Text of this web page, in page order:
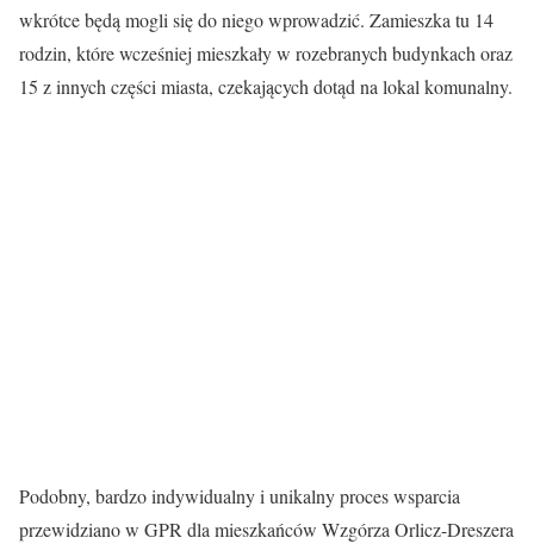
wkrótce będą mogli się do niego wprowadzić. Zamieszka tu 14
rodzin, które wcześniej mieszkały w rozebranych budynkach oraz
15 z innych części miasta, czekających dotąd na lokal komunalny.
Podobny, bardzo indywidualny i unikalny proces wsparcia
przewidziano w GPR dla mieszkańców Wzgórza Orlicz-Dreszera